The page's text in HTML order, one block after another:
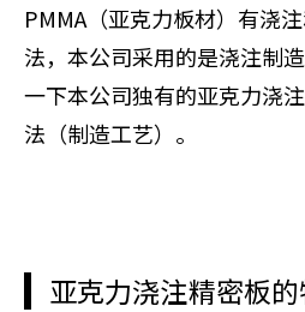
PMMA（亚克力板材）有浇
法，本公司采用的是浇注制
一下本公司独有的亚克力浇
法（制造工艺）。
亚克力浇注精密板